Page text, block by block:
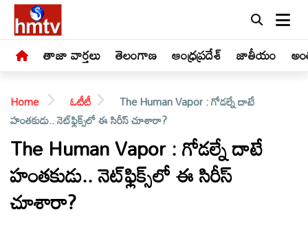
తాజా వార్తలు తెలంగాణ ఆంధ్రప్రదేశ్ జాతీయం
LIVE
తాజా
Home ఓటీటీ
The Human Vapor : గోడల్నే దాటే
హంతకుడు.. నెట్‌ఫ్లిక్స్‌లో ఈ సిరీస్ చూశారా?
The Human Vapor : గోడల్నే దాటే
హంతకుడు.. నెట్‌ఫ్లిక్స్‌లో ఈ సిరీస్
చూశారా?